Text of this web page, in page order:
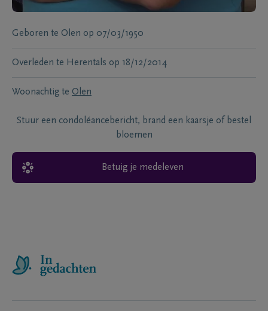
Geboren te Olen op 07/03/1950
Overleden te Herentals op 18/12/2014
Woonachtig te Olen
Stuur een condoléancebericht, brand een kaarsje of bestel
bloemen
Betuig je medeleven